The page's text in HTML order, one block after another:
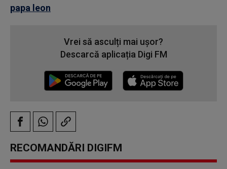
papa leon
Vrei să asculți mai ușor?
Descarcă aplicația Digi FM
RECOMANDĂRI DIGIFM